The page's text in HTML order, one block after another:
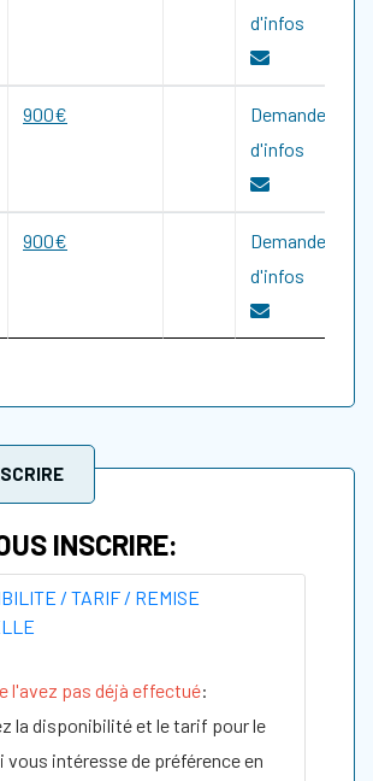
d'infos
900€
Demande
d'infos
900€
Demande
d'infos
INSCRIRE:
/ TARIF / REMISE
l'avez pas déjà effectué:
la disponibilité et le tarif pour le
vous intéresse de préférence en